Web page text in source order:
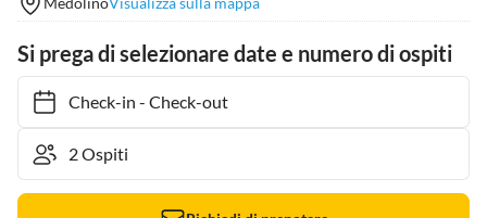
Si prega di selezionare date e numero di ospiti
Check-in- Check-out